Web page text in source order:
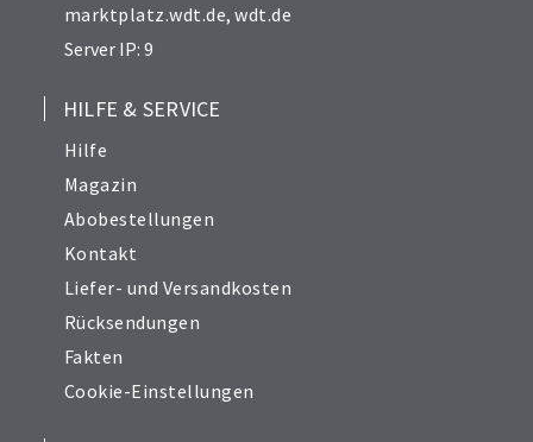
marktplatz.wdt.de,wdt.de
Server IP: 9
HILFE & SERVICE
Hilfe
Magazin
Abobestellungen
Kontakt
Liefer- und Versandkosten
Rücksendungen
Fakten
Cookie-Einstellungen